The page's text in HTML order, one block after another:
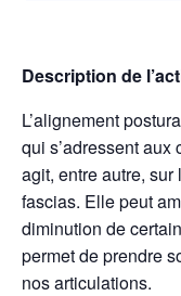
Description de
L’alignement
qui s’adressent
agit, entre autre,
fascias. Elle peut
diminution de
permet de prendre
nos articulations.